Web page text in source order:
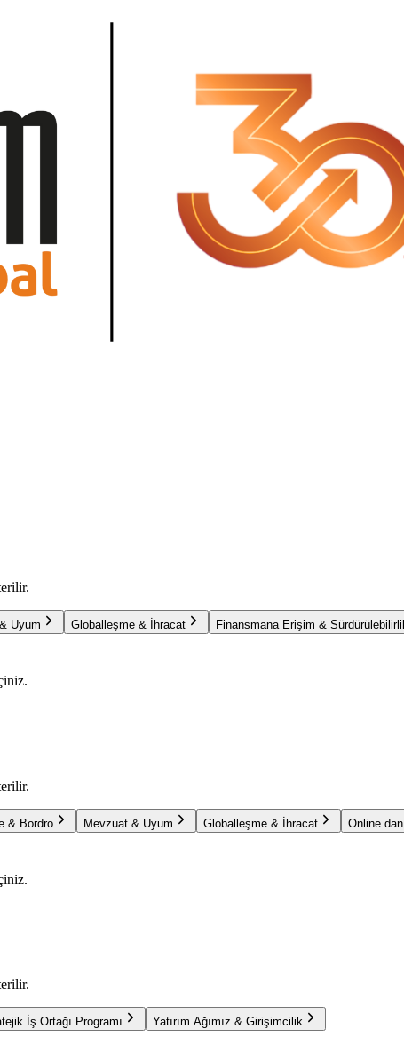
Uyum Globalleşme & İhracat Finansmana Erişim &
& Bordro Mevzuat & Uyum Globalleşme & İhracat Online
İş Ortağı Programı Yatırım Ağımız & Girişimcilik